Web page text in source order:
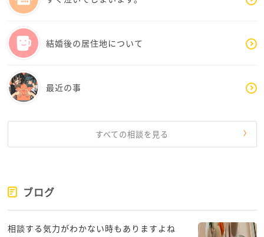
この順番で十分です。
また、休職中は「動けない自分」を責めやすくなりま
すが、人は安心感が減ると判断力も落ちます。まずは
睡眠や食事、安心できる時間を少しでも取り戻すこと
が大切です。
なら、心療内科や自治体の相談窓口を頼ることも、決
して大げさではありません。
と心の負荷が重なっている状態」に近いように感じま
す。環境は変えることができます。仕事も住まいも、
結婚後の居住地について
最近の事
すべての相談を見る
ブログ
相談する気力がわかない時もありますよね